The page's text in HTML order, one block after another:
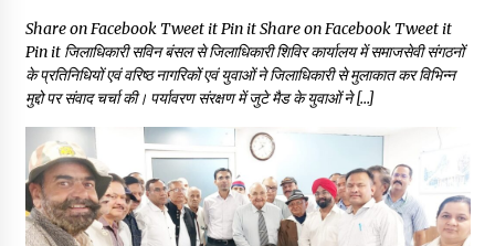
Share on Facebook Tweet it Pin it Share on Facebook Tweet it
Pin it जिलाधिकारी सविन बंसल से जिलाधिकारी शिविर कार्यालय में समाजसेवी संगठनों
के प्रतिनिधियों एवं वरिष्ठ नागरिकों एवं युवाओं ने जिलाधिकारी से मुलाकात कर विभिन्न
मुद्दो पर संवाद चर्चा की। पर्यावरण संरक्षण में जुटे मैड के युवाओं ने […]